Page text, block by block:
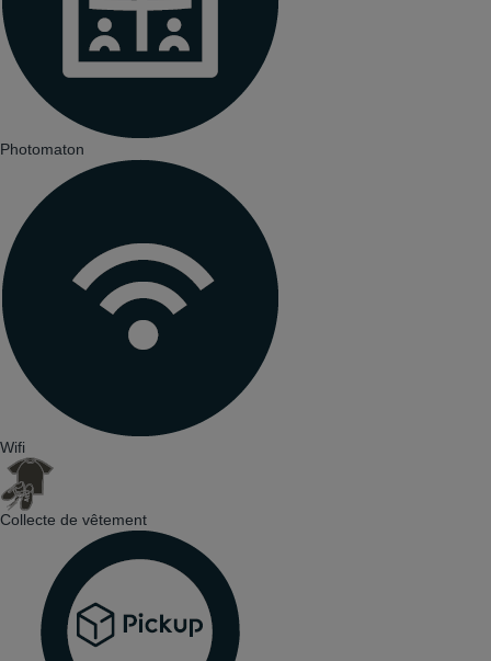
Photomaton
Wifi
Collecte de vêtement